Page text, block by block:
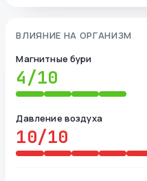
ВЛИЯНИЕ НА ОРГАНИЗМ
Магнитные бури
4/10
Давление воздуха
10/10